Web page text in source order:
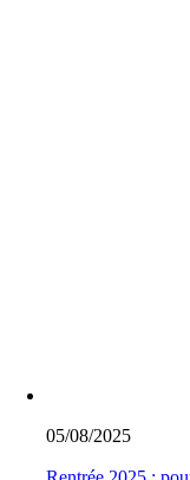
05/08/2025